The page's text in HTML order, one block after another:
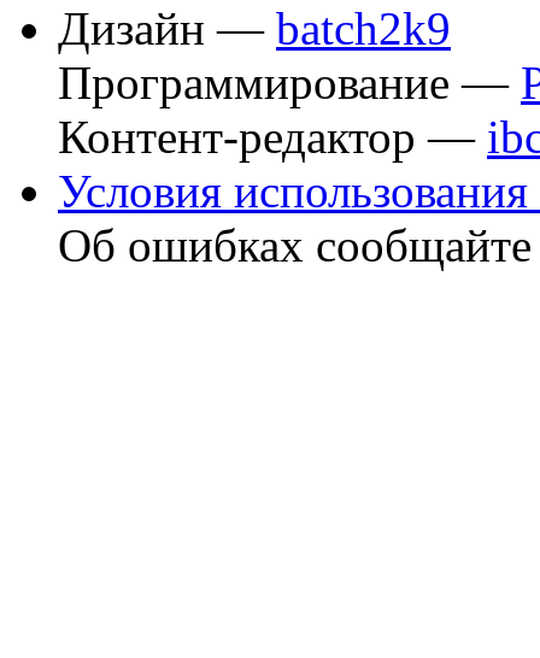
Дизайн — batch2k9
Программирование —
Контент-редактор —
Условия использования
Об ошибках